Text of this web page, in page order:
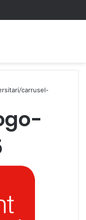
/carrusel-